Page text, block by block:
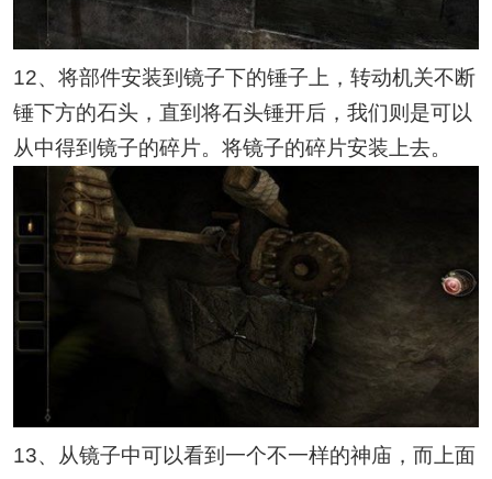
12、将部件安装到镜子下的锤子上，转动机关不断
锤下方的石头，直到将石头锤开后，我们则是可以
从中得到镜子的碎片。将镜子的碎片安装上去。
13、从镜子中可以看到一个不一样的神庙，而上面